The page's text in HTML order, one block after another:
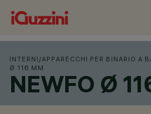
INTERNI /APPARECCHI PER BINARIO A
Ø 116 MM
NEWFO Ø